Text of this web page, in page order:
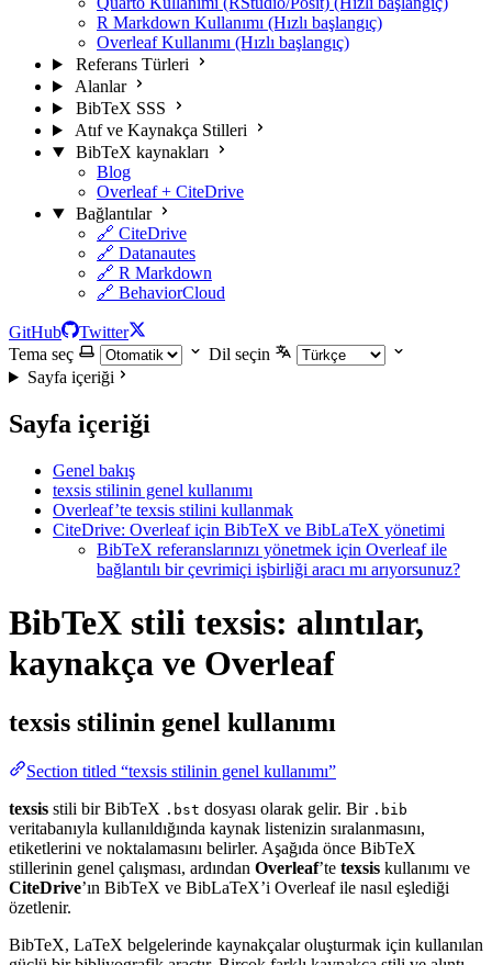
R Markdown Kullanımı (Hızlı başlangıç)
Overleaf Kullanımı (Hızlı başlangıç)
Referans Türleri
Alanlar
BibTeX SSS
Atıf ve Kaynakça Stilleri
BibTeX kaynakları
Blog
Overleaf + CiteDrive
Bağlantılar
🔗 CiteDrive
🔗 Datanautes
🔗 R Markdown
🔗 BehaviorCloud
GitHub
Twitter
Tema seç
Dil seçin
Sayfa içeriği
Sayfa içeriği
Genel bakış
texsis stilinin genel kullanımı
Overleaf’te texsis stilini kullanmak
CiteDrive: Overleaf için BibTeX ve BibLaTeX yönetimi
BibTeX referanslarınızı yönetmek için Overleaf ile
bağlantılı bir çevrimiçi işbirliği aracı mı arıyorsunuz?
BibTeX stili texsis: alıntılar,
kaynakça ve Overleaf
texsis stilinin genel kullanımı
Section titled “texsis stilinin genel kullanımı”
texsis stili bir BibTeX .bst dosyası olarak gelir. Bir .bib
veritabanıyla kullanıldığında kaynak listenizin sıralanmasını,
etiketlerini ve noktalamasını belirler. Aşağıda önce BibTeX
stillerinin genel çalışması, ardından Overleaf’te texsis kullanımı ve
CiteDrive’ın BibTeX ve BibLaTeX’i Overleaf ile nasıl eşlediği
özetlenir.
BibTeX, LaTeX belgelerinde kaynakçalar oluşturmak için kullanılan